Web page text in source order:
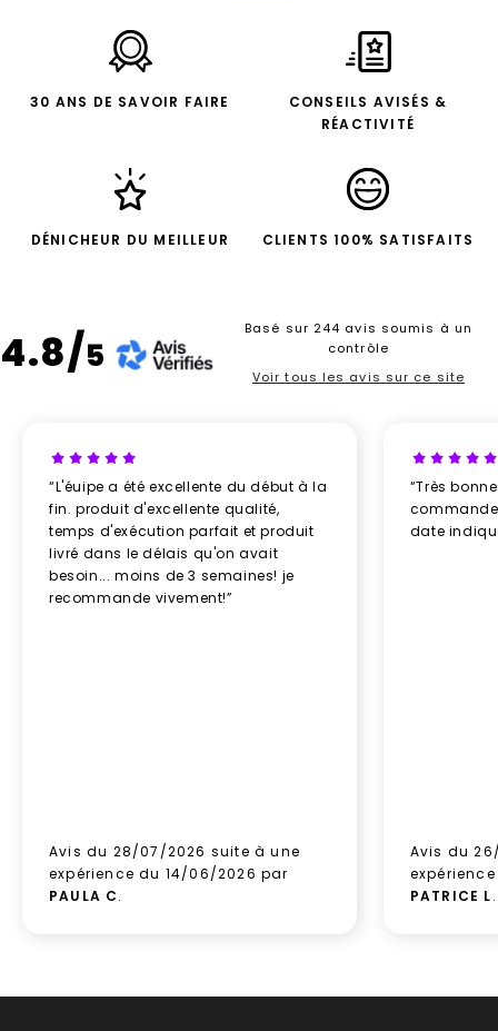
30 ANS DE SAVOIR FAIRE
CONSEILS AVISÉS &
RÉACTIVITÉ
DÉNICHEUR DU MEILLEUR CLIENTS 100% SATISFAITS
4.8/5
Basé sur 244 avis soumis à un
contrôle
Voir tous les avis sur ce site
“L'éuipe a été excellente du début à la
fin. produit d'excellente qualité,
temps d'exécution parfait et produit
livré dans le délais qu'on avait
besoin... moins de 3 semaines! je
recommande vivement!”
Avis du 28/07/2026 suite à une
expérience du 14/06/2026 par
PAULA C.
“Très
date
Avis du
PATRICE L.